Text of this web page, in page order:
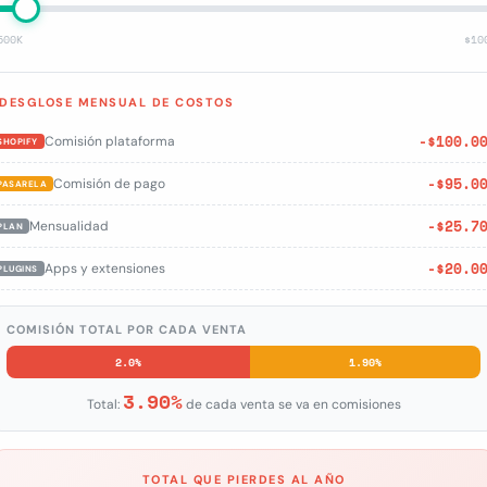
DESGLOSE MENSUAL DE COSTOS
Comisión plataforma -
Comisión de pago -
Mensualidad -
Apps y extensiones -
COMISIÓN TOTAL POR CADA VENTA
2.0% 1.90%
Total: 3.90%de cada venta se va en comisiones
TOTAL QUE PIERDES AL AÑO